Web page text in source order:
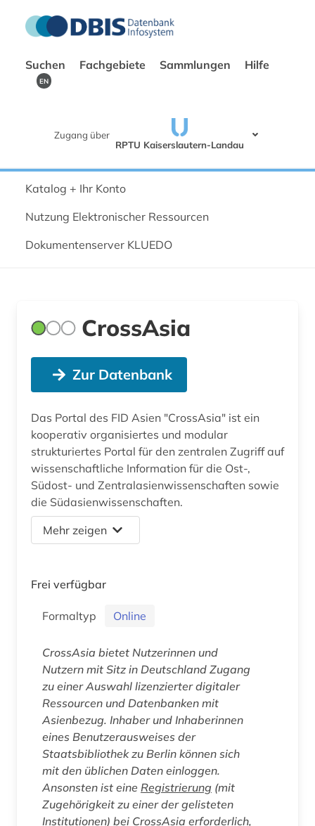
Suchen Fachgebiete Sammlungen Hilfe
EN
Zugang über
RPTU Kaiserslautern-Landau
Katalog + Ihr Konto
Nutzung Elektronischer Ressourcen
Dokumentenserver KLUEDO
CrossAsia
Zur Datenbank
Das Portal des FID Asien "CrossAsia" ist ein
kooperativ organisiertes und modular
strukturiertes Portal für den zentralen Zugriff auf
wissenschaftliche Information für die Ost-,
Südost- und Zentralasienwissenschaften sowie
die Südasienwissenschaften.
Mehr zeigen
Frei verfügbar
Formaltyp Online
CrossAsia bietet Nutzerinnen und
Nutzern mit Sitz in Deutschland Zugang
zu einer Auswahl lizenzierter digitaler
Ressourcen und Datenbanken mit
Asienbezug. Inhaber und Inhaberinnen
eines Benutzerausweises der
Staatsbibliothek zu Berlin können sich
mit den üblichen Daten einloggen.
Ansonsten ist eine Registrierung (mit
Zugehörigkeit zu einer der gelisteten
Institutionen) bei CrossAsia erforderlich,